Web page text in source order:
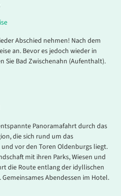
Abschied nehmen! Nach dem
an. Bevor es jedoch wieder in
Sie Bad Zwischenahn (Aufenthalt).
Panoramafahrt durch das
die sich rund um das
vor den Toren Oldenburgs liegt.
mit ihren Parks, Wiesen und
die Route entlang der idyllischen
Abendessen im Hotel.